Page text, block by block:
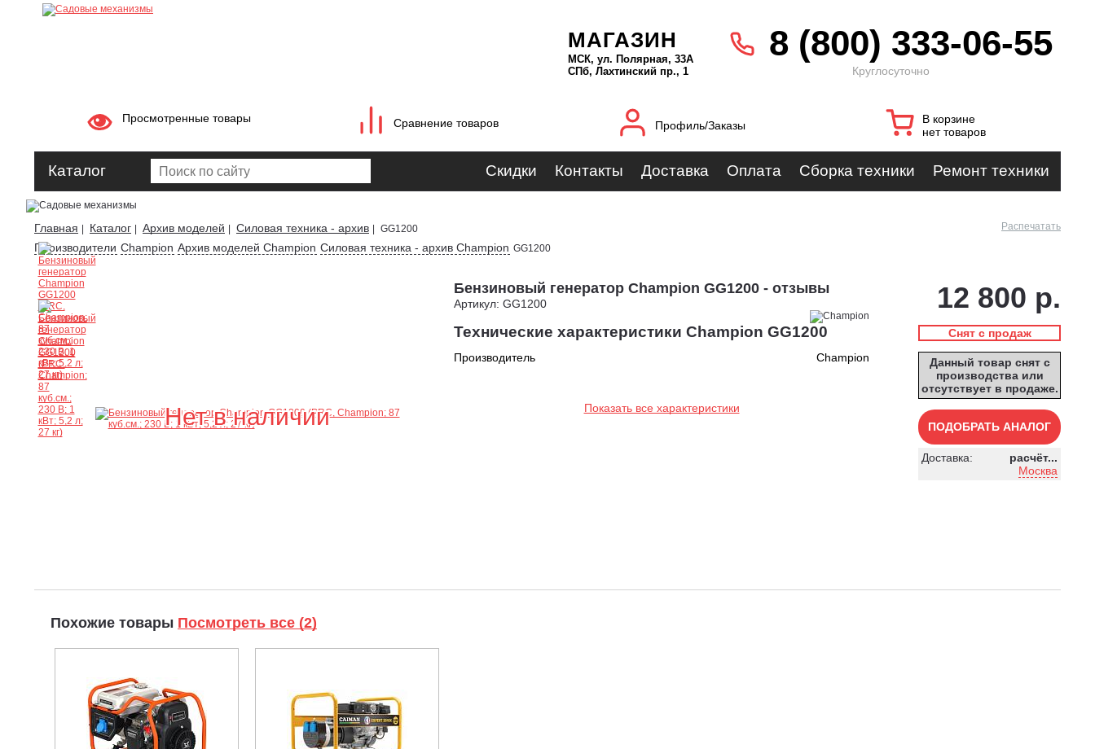
МАГАЗИН
МСК, ул. Полярная, 33А
СПб, Лахтинский пр., 1
8 (800) 333-06-55
Круглосуточно
Просмотренные товары Сравнение товаров Профиль/Заказы
В корзине
нет товаров
Каталог Скидки Контакты Доставка Оплата Сборка техники Ремонт техники
Главная Каталог Архив моделей Силовая техника - архив GG1200 Распечатать
Производители Champion Архив моделей Champion Силовая техника - архив Champion GG1200
Нет в наличии
Бензиновый генератор Champion GG1200 - отзывы
Артикул: GG1200
Технические характеристики Champion GG1200
Производитель Champion
Показать все характеристики
12 800 р.
Снят с продаж
Данный товар снят с
производства или
отсутствует в продаже.
ПОДОБРАТЬ АНАЛОГ
Доставка:
расчёт...
Москва
Похожие товары Посмотреть все (2)